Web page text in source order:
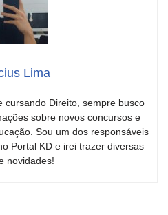
Lima
cursando Direito, sempre busco
sobre novos concursos e
Sou um dos responsáveis
Portal KD e irei trazer diversas
novidades!